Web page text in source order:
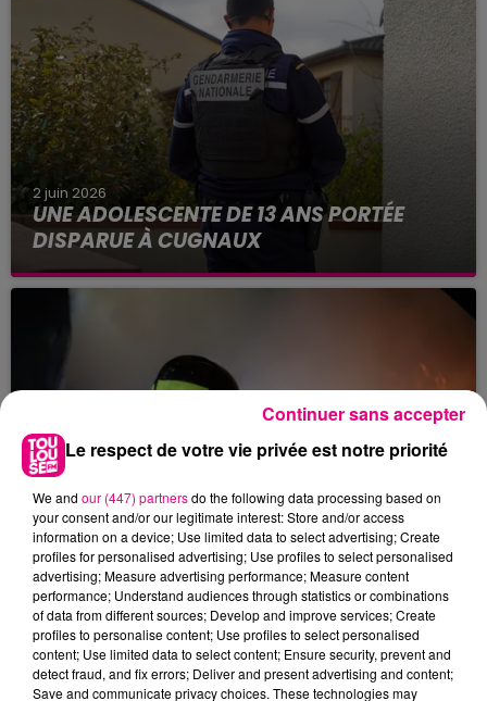
2 juin 2026
UNE ADOLESCENTE DE 13 ANS PORTÉE
DISPARUE À CUGNAUX
La gendarmerie de Haute-Garonne lance un
appel à témoins après la disparition d'une
10 avril 2026
INCENDIE : UN MORT & DEUX BLESSÉS
GRAVES AUX PRADETTES
Nuit d'horreur aux Pradettes, où 11 victimes sont à
déplorer dans l'incendie d'un immeuble de cinq
étages, dont 1 décès et 2 blessés en urgence
Le respect de votre vie privée est notre priorité
We and our (447) partnersdo the following data processing based on
your consent and/or our legitimate interest: Store and/or access
information on a device; Use limited data to select advertising; Create
profiles for personalised advertising; Use profiles to select personalised
advertising; Measure advertising performance; Measure content
performance; Understand audiences through statistics or combinations
of data from different sources; Develop and improve services; Create
profiles to personalise content; Use profiles to select personalised
content; Use limited data to select content; Ensure security, prevent and
detect fraud, and fix errors; Deliver and present advertising and content;
Save and communicate privacy choices. These technologies may
Continuer sans accepter